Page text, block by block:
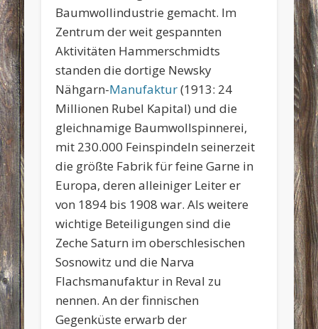
Baumwollindustrie gemacht. Im
Zentrum der weit gespannten
Aktivitäten Hammerschmidts
standen die dortige Newsky
Nähgarn-Manufaktur(1913: 24
Millionen Rubel Kapital) und die
gleichnamige Baumwollspinnerei,
mit 230.000 Feinspindeln seinerzeit
die größte Fabrik für feine Garne in
Europa, deren alleiniger Leiter er
von 1894 bis 1908 war. Als weitere
wichtige Beteiligungen sind die
Zeche Saturn im oberschlesischen
Sosnowitz und die Narva
Flachsmanufaktur in Reval zu
nennen. An der finnischen
Gegenküste erwarb der